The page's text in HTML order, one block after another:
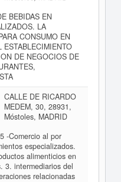
BEBIDAS EN
LA
CONSUMO EN
DE NEGOCIOS DE
CALLE DE RICARDO
MEDEM, 30, 28931,
Móstoles, MADRID
-Comercio al por
especializados.
alimenticios en
3. intermediarios del
relacionadas